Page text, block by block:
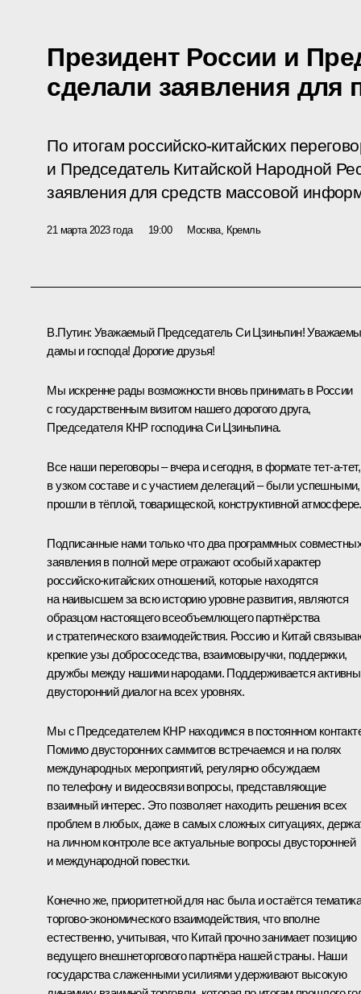
Президент России и
сделали заявления для
По итогам российско-китайских
и Председатель Китайской Народной
заявления для средств массовой
21 марта 2023 года 19:00 Москва, Кремль
В.Путин: Уважаемый Председатель Си Цзиньпин!
дамы и господа! Дорогие друзья!
Мы искренне рады возможности вновь принимать в России
с государственным визитом нашего дорогого друга,
Председателя КНР господина Си Цзиньпина.
Все наши переговоры – вчера и сегодня, в формате тет-а-тет,
в узком составе и с участием делегаций – были успешными,
прошли в тёплой, товарищеской, конструктивной атмосфере.
Подписанные нами только что два программных
заявления в полной мере отражают особый характер
российско-китайских отношений, которые находятся
на наивысшем за всю историю уровне развития, являются
образцом настоящего всеобъемлющего партнёрства
и стратегического взаимодействия. Россию и Китай
крепкие узы добрососедства, взаимовыручки, поддержки,
дружбы между нашими народами. Поддерживается
двусторонний диалог на всех уровнях.
Мы с Председателем КНР находимся в постоянном
Помимо двусторонних саммитов встречаемся и на полях
международных мероприятий, регулярно обсуждаем
по телефону и видеосвязи вопросы, представляющие
взаимный интерес. Это позволяет находить решения всех
проблем в любых, даже в самых сложных ситуациях,
на личном контроле все актуальные вопросы двусторонней
и международной повестки.
Конечно же, приоритетной для нас была и остаётся
торгово-экономического взаимодействия, что вполне
естественно, учитывая, что Китай прочно занимает позицию
ведущего внешнеторгового партнёра нашей страны. Наши
государства слаженными усилиями удерживают высокую